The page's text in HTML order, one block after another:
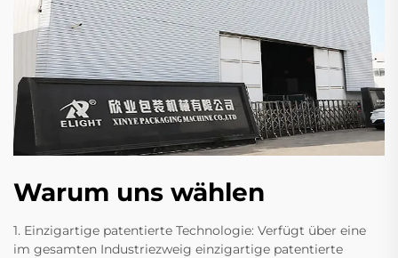
Warum uns wählen
1. Einzigartige patentierte Technologie: Verfügt über eine
im gesamten Industriezweig einzigartige patentierte